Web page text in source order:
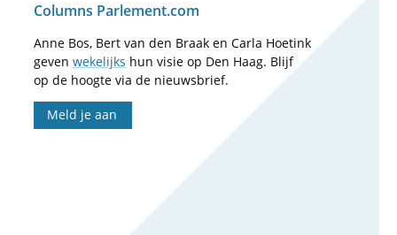
Columns Parlement.com
Anne Bos, Bert van den Braak en Carla Hoetink
geven wekelijks hun visie op Den Haag. Blijf
op de hoogte via de nieuwsbrief.
Meld je aan